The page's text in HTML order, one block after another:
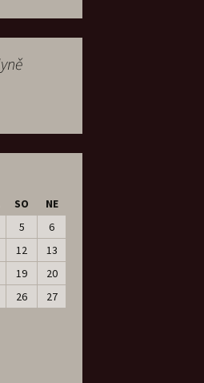
SO
NE
5
6
12
13
19
20
26
27